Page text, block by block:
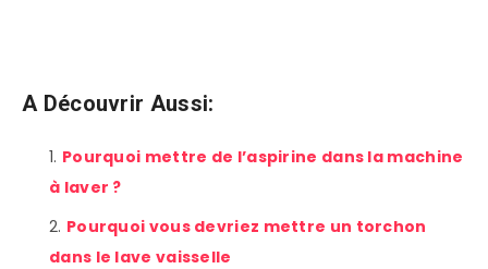
A Découvrir Aussi:
Pourquoi mettre de l’aspirine dans la machine
à laver ?
Pourquoi vous devriez mettre un torchon
dans le lave vaisselle